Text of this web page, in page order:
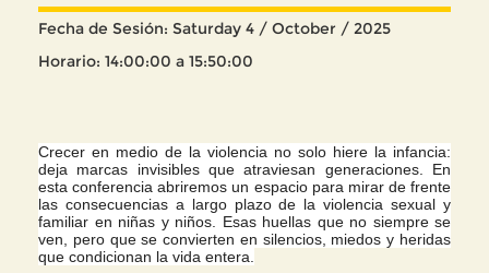
Fecha de Sesión: Saturday 4 / October / 2025
Horario: 14:00:00 a 15:50:00
Crecer en medio de la violencia no solo hiere la infancia:
deja marcas invisibles que atraviesan generaciones. En
esta conferencia abriremos un espacio para mirar de frente
las consecuencias a largo plazo de la violencia sexual y
familiar en niñas y niños. Esas huellas que no siempre se
ven, pero que se convierten en silencios, miedos y heridas
que condicionan la vida entera.